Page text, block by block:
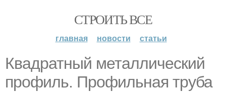
СТРОИТЬ ВСЕ
главная новости статьи
Квадратный металлический
профиль. Профильная труба